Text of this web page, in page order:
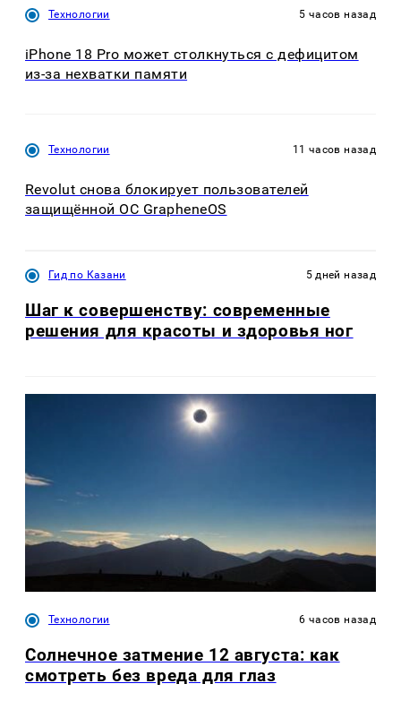
Технологии 5 часов назад
iPhone 18 Pro может столкнуться с дефицитом
из-за нехватки памяти
Технологии 11 часов назад
Revolut снова блокирует пользователей
защищённой ОС GrapheneOS
Гид по Казани 5 дней назад
Шаг к совершенству: современные
решения для красоты и здоровья ног
Технологии 6 часов назад
Солнечное затмение 12 августа: как
смотреть без вреда для глаз